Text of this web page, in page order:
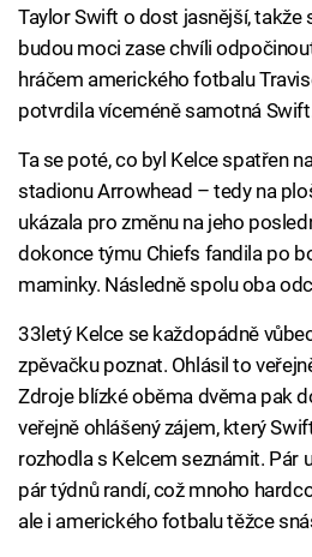
Taylor Swift o dost jasnější, takže
budou moci zase chvíli
hráčem amerického fotbalu
potvrdila víceméně samotná
Ta se poté, co byl Kelce spatřen
stadionu Arrowhead – tedy na
ukázala pro změnu na jeho
dokonce týmu Chiefs fandila po
maminky. Následně spolu oba
33letý Kelce se každopádně
zpěvačku poznat. Ohlásil to
Zdroje blízké oběma dvěma pak
veřejně ohlášený zájem, který
rozhodla s Kelcem seznámit. Pár
pár týdnů randí, což mnoho
ale i amerického fotbalu těžce